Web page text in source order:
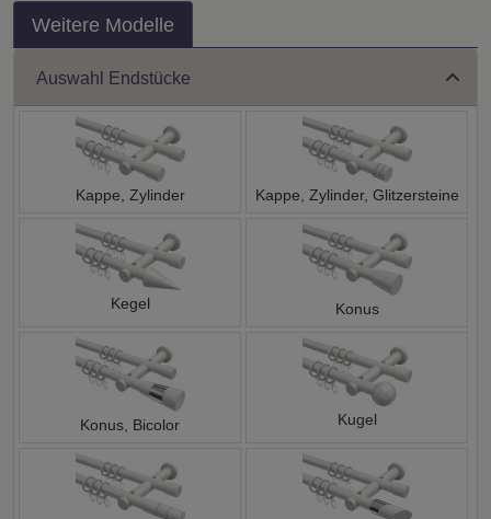
Weitere Modelle
Auswahl Endstücke
Kappe, Zylinder Kappe, Zylinder, Glitzersteine
Kegel Konus
Konus, Bicolor Kugel